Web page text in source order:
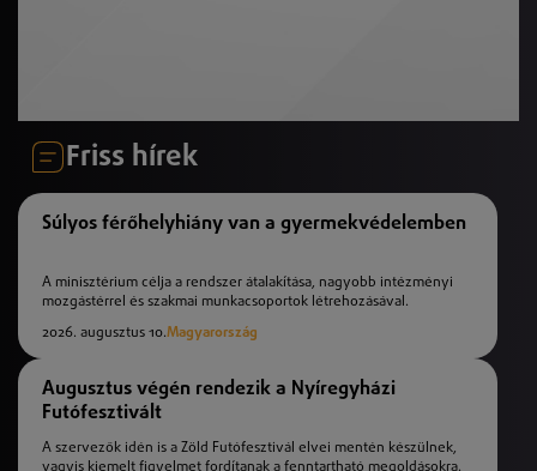
Friss hírek
Súlyos férőhelyhiány van a gyermekvédelemben
A minisztérium célja a rendszer átalakítása, nagyobb intézményi
mozgástérrel és szakmai munkacsoportok létrehozásával.
2026. augusztus 10.Magyarország
Augusztus végén rendezik a Nyíregyházi
Futófesztivált
A szervezők idén is a Zöld Futófesztivál elvei mentén készülnek,
vagyis kiemelt figyelmet fordítanak a fenntartható megoldásokra.